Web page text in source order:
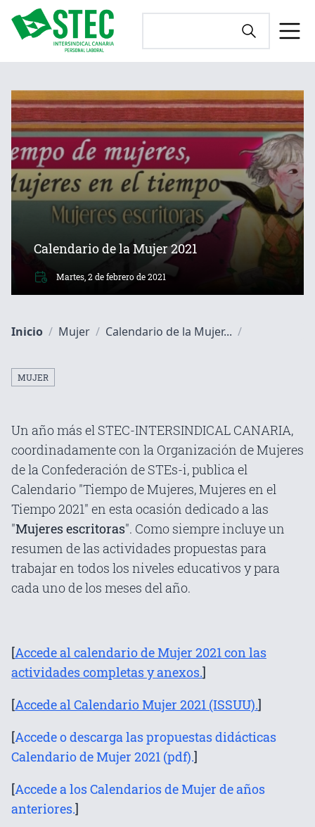
Calendario de la Mujer 2021
Martes, 2 de febrero de 2021
Inicio / Mujer / Calendario de la Mujer... /
MUJER
Un año más el STEC-INTERSINDICAL CANARIA,
coordinadamente con la Organización de Mujeres
de la Confederación de STEs-i, publica el
Calendario "Tiempo de Mujeres, Mujeres en el
Tiempo 2021" en esta ocasión dedicado a las
"Mujeres escritoras". Como siempre incluye un
resumen de las actividades propuestas para
trabajar en todos los niveles educativos y para
cada uno de los meses del año.
[Accede al calendario de Mujer 2021 con las
actividades completas y anexos.]
[Accede al Calendario Mujer 2021 (ISSUU).]
[Accede o descarga las propuestas didácticas
Calendario de Mujer 2021 (pdf).]
[Accede a los Calendarios de Mujer de años
anteriores.]